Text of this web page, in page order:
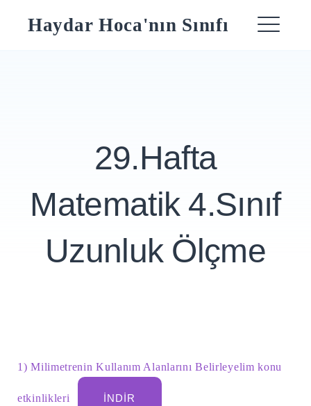
Haydar Hoca'nın Sınıfı
29.Hafta
Matematik 4.Sınıf
Uzunluk Ölçme
1) Milimetrenin Kullanım Alanlarını Belirleyelim konu
etkinlikleri İNDIR